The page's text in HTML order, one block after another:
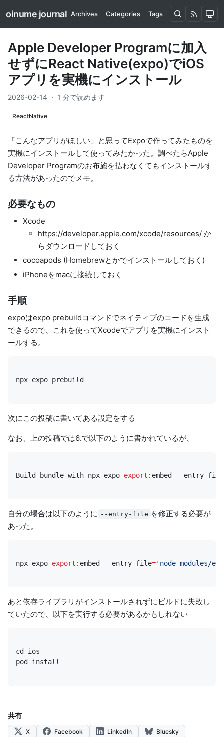
oinume journal Archives Categories Tags
Apple Developer Programに加入
せずにReact Native(expo)でiOS
アプリを実機にインストール
2026-02-14 · 1 分で読めます
ReactNative
「こんなアプリがほしい」と思ってExpoで作ってみたものを
実機にインストールして使ってみたかった。調べたらApple
Developer Programのお布施を払わなくてもインストールす
る方法があったのでメモ。
必要なもの
Xcode
https://developer.apple.com/xcode/resources/ か
らダウンロードしておく
cocoapods (Homebrewとかでインストールしておく)
iPhoneをmacに接続しておく
手順
expoはexpo prebuildコマンドでネイティブのコードを生成
できるので、これを使ってXcodeでアプリを実機にインスト
ールする。
npx expo prebuild
次に この投稿に書いてある設定をする
なお、上の投稿では6.で以下のように書かれているが、
Build bundle with npx expo export : embed --entry-file
自分の場合は以下のように --entry-file を修正する必要が
あった。
npx expo export : embed --entry-file='node_modules/
あと依存ライブラリがインストールされずにビルドに失敗し
ていたので、以下を実行する必要があるかもしれない
pod install
共有
X Facebook LinkedIn Bluesky